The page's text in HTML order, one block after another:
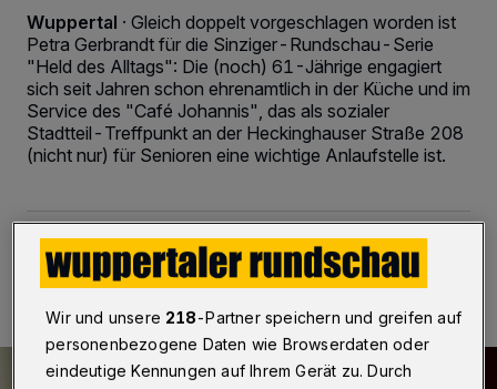
Wuppertal · Gleich doppelt vorgeschlagen worden ist
Petra Gerbrandt für die Sinziger-Rundschau-Serie
"Held des Alltags": Die (noch) 61-Jährige engagiert
sich seit Jahren schon ehrenamtlich in der Küche und im
Service des "Café Johannis", das als sozialer
Stadtteil-Treffpunkt an der Heckinghauser Straße 208
(nicht nur) für Senioren eine wichtige Anlaufstelle ist.
22.02.2018 , 10:00 Uhr 3 Minuten Lesezeit
Wir und unsere 218-Partner speichern und greifen auf
personenbezogene Daten wie Browserdaten oder
eindeutige Kennungen auf Ihrem Gerät zu. Durch